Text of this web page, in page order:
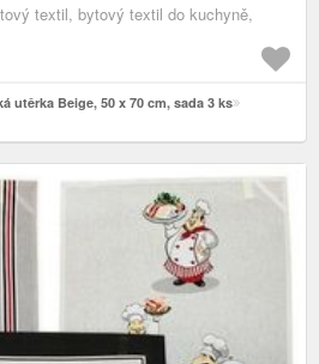
textil, bytový textil do kuchyně,
utěrka Beige, 50 x 70 cm, sada 3 ks